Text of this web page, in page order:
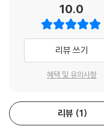
10.0
리뷰 쓰기
혜택 및 유의사항
리뷰 1